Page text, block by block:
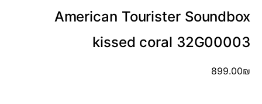
American Tourister Soundbox
kissed coral 32G00003
899.00₪